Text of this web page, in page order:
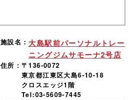
施設名： 大島駅前パーソナルトレー
ニングジムサモーナ2号店
住所： 〒136-0072
東京都江東区大島6-10-18
クロスエッジ1階
Tel:03-5609-7445